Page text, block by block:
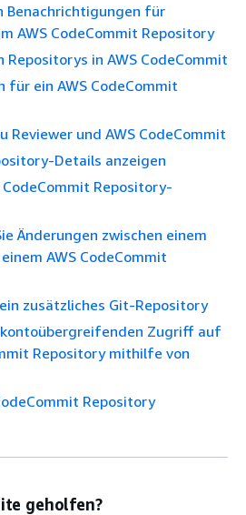
Benachrichtigungen für
AWS CodeCommit Repository
Repositorys in AWS CodeCommit
ein AWS CodeCommit
Reviewer und AWS CodeCommit
Details anzeigen
CodeCommit Repository-
Änderungen zwischen einem
AWS CodeCommit
zusätzliches Git-Repository
Zugriff auf
Repository mithilfe von
Repository
geholfen?